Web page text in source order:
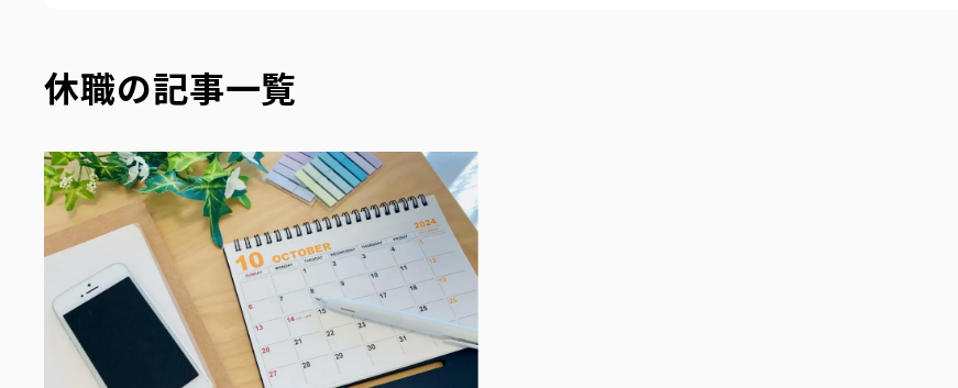
お役立ち
編集部おすすめ
最新情報を配信中！
休職の記事一覧